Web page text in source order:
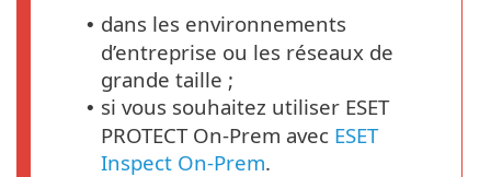
• dans les environnements
d’entreprise ou les réseaux de
grande taille ;
• si vous souhaitez utiliser ESET
PROTECT On-Prem avec ESET
Inspect On-Prem.